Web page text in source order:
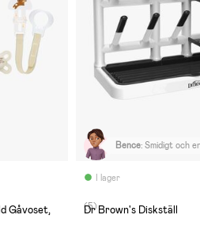
Gåvoset,
I lager
Bence: Smidigt och
(5)
Dr Brown's Diskställ